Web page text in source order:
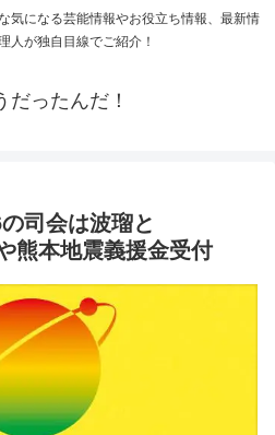
気になる芸能情報やお役立ち情報、最新情
人が独自目線でご紹介！
だったんだ！
司会は波瑠と
熊本地震義援金受付